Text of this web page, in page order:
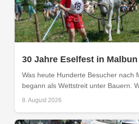
30 Jahre Eselfest in Malbun
Was heute Hunderte Besucher nach
begann als Wettstreit unter Bauern.
8. August 2026